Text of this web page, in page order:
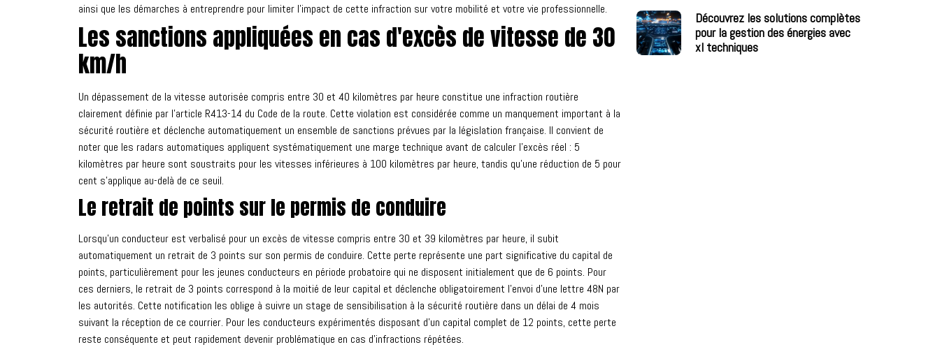
ainsi que les démarches à entreprendre pour limiter l'impact de cette infraction sur votre mobilité et votre vie professionnelle.
Les sanctions appliquées en cas d'excès de vitesse de 30
km/h
Un dépassement de la vitesse autorisée compris entre 30 et 40 kilomètres par heure constitue une infraction routière
clairement définie par l'article R413-14 du Code de la route. Cette violation est considérée comme un manquement important à la
sécurité routière et déclenche automatiquement un ensemble de sanctions prévues par la législation française. Il convient de
noter que les radars automatiques appliquent systématiquement une marge technique avant de calculer l'excès réel : 5
kilomètres par heure sont soustraits pour les vitesses inférieures à 100 kilomètres par heure, tandis qu'une réduction de 5 pour
cent s'applique au-delà de ce seuil.
Le retrait de points sur le permis de conduire
Lorsqu'un conducteur est verbalisé pour un excès de vitesse compris entre 30 et 39 kilomètres par heure, il subit
automatiquement un retrait de 3 points sur son permis de conduire. Cette perte représente une part significative du capital de
points, particulièrement pour les jeunes conducteurs en période probatoire qui ne disposent initialement que de 6 points. Pour
ces derniers, le retrait de 3 points correspond à la moitié de leur capital et déclenche obligatoirement l'envoi d'une lettre 48N par
les autorités. Cette notification les oblige à suivre un stage de sensibilisation à la sécurité routière dans un délai de 4 mois
suivant la réception de ce courrier. Pour les conducteurs expérimentés disposant d'un capital complet de 12 points, cette perte
reste conséquente et peut rapidement devenir problématique en cas d'infractions répétées.
Découvrez les solutions complètes
pour la gestion des énergies avec
xl techniques